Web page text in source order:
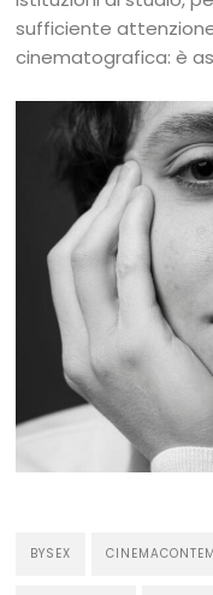
sufficiente
cinematografica: è
BYSEX